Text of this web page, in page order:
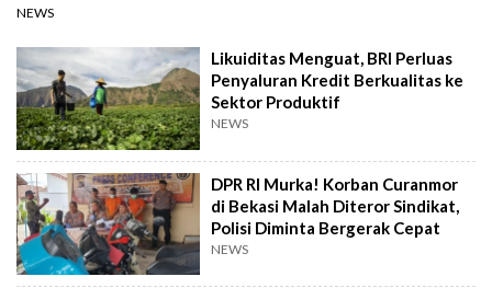
NEWS
Likuiditas Menguat, BRI Perluas
Penyaluran Kredit Berkualitas ke
Sektor Produktif
NEWS
DPR RI Murka! Korban Curanmor
di Bekasi Malah Diteror Sindikat,
Polisi Diminta Bergerak Cepat
NEWS